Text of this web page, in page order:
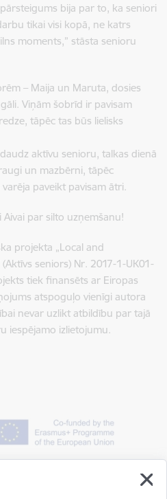
bija par to, ka seniori
tikai visi kopā, ne katrs
moments,” stāsta senioru
– Maija un Maruta, dosies
Viņām šobrīd ir pavisam
tāpēc tas būs lielisks
aktīvu senioru, talkas dienā
un mazbērni, tāpēc
paveikt pavisam ātri.
Aivai par silto uzņemšanu!
projekta „Local and
seniors) Nr. 2017-1-UK01-
tiek finansēts ar Eiropas
atspoguļo vienīgi autora
nevar uzlikt atbildību par tajā
iespējamo izlietojumu.